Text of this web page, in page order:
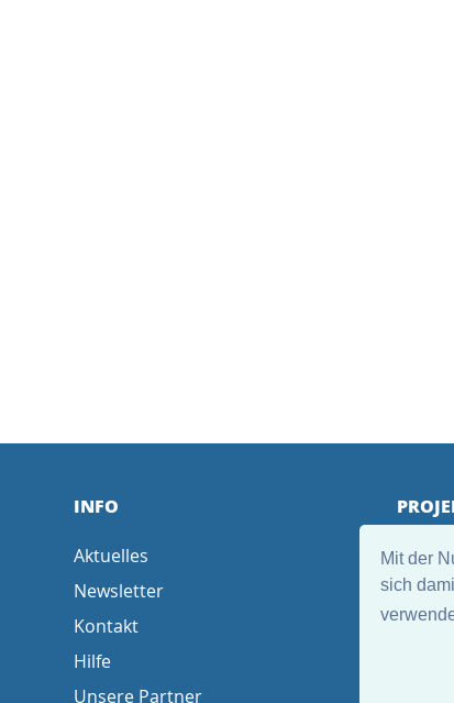
Mit der
sich
INFO
Aktuelles
Newsletter
Kontakt
Hilfe
Unsere Partner